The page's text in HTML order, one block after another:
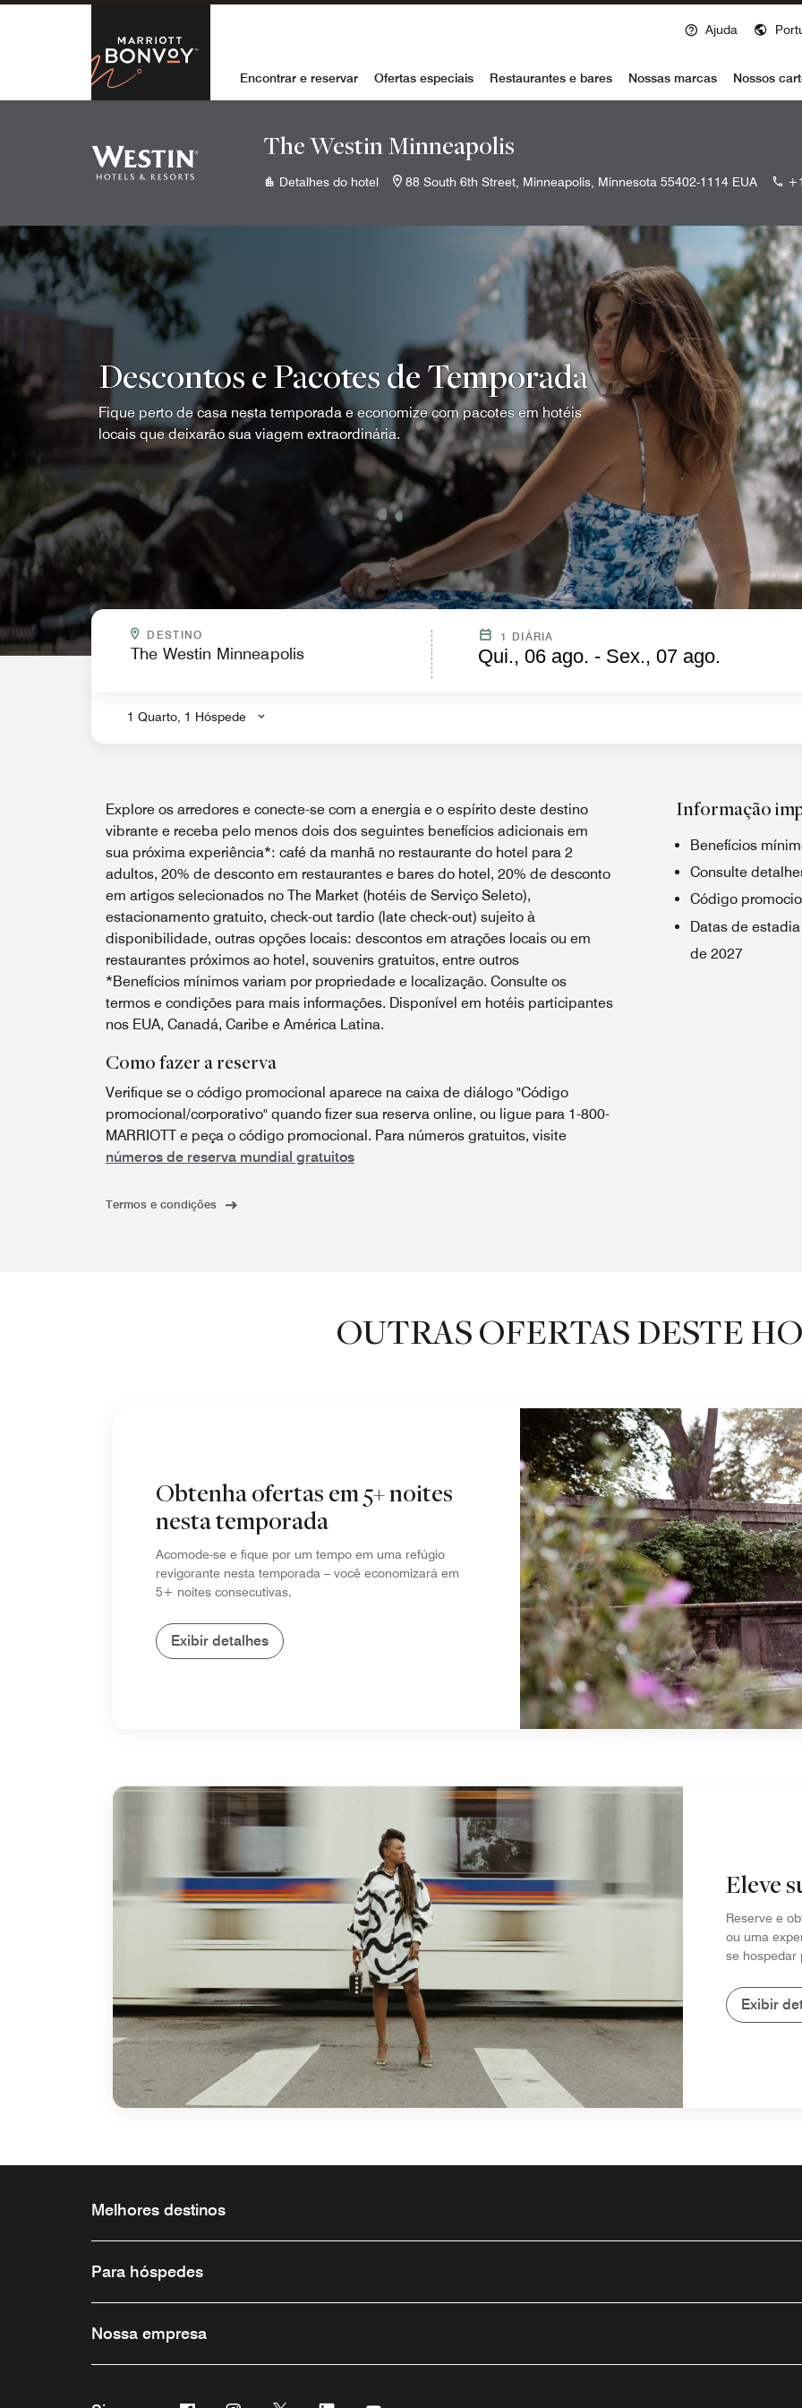
Skip to Content
Marriott Bonvoy
Ajuda
Encontrar e reservar Ofertas especiais Restaurantes e bares Nossas marcas Nossos
The Westin Minneapolis
Detalhes do hotel 88 South 6th Street, Minneapolis, Minnesota 55402-1114 EUA
Descontos e Pacotes de Temporada
Fique perto de casa nesta temporada e economize com pacotes em hotéis
locais que deixarão sua viagem extraordinária.
DESTINO
.
1 DIÁRIA
Qui., 06 ago. - Sex., 07 ago.
1 Quarto, 1 Hóspede
Explore os arredores e conecte-se com a energia e o espírito deste destino
vibrante e receba pelo menos dois dos seguintes benefícios adicionais em
sua próxima experiência*: café da manhã no restaurante do hotel para 2
adultos, 20% de desconto em restaurantes e bares do hotel, 20% de desconto
em artigos selecionados no The Market (hotéis de Serviço Seleto),
estacionamento gratuito, check-out tardio (late check-out) sujeito à
disponibilidade, outras opções locais: descontos em atrações locais ou em
restaurantes próximos ao hotel, souvenirs gratuitos, entre outros
*Benefícios mínimos variam por propriedade e localização. Consulte os
termos e condições para mais informações. Disponível em hotéis participantes
nos EUA, Canadá, Caribe e América Latina.
Como fazer a reserva
Verifique se o código promocional aparece na caixa de diálogo "Código
promocional/corporativo" quando fizer sua reserva online, ou ligue para 1-800-
MARRIOTT e peça o código promocional. Para números gratuitos, visite
números de reserva mundial gratuitos
Termos e condições
Informação
Benefícios
Consulte
Código
Datas de
de 2027
OUTRAS OFERTAS DESTE
Obtenha ofertas em 5+ noites
nesta temporada
Acomode-se e fique por um tempo em uma refúgio
revigorante nesta temporada – você economizará em
5+ noites consecutivas.
Exibir detalhes
Eleve
Reserve e
ou uma
se hospedar
Exibir
Melhores destinos
Para hóspedes
Nossa empresa